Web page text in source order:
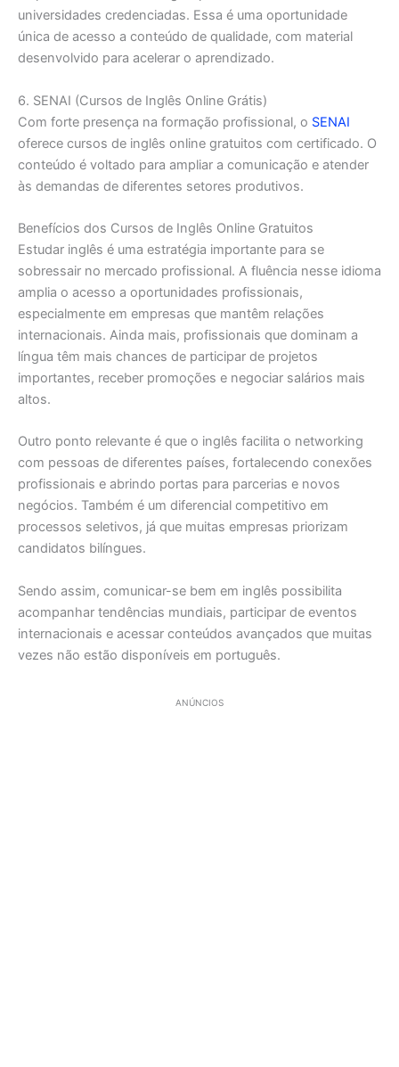
universidades credenciadas. Essa é uma oportunidade
única de acesso a conteúdo de qualidade, com material
desenvolvido para acelerar o aprendizado.
6. SENAI (Cursos de Inglês Online Grátis)
Com forte presença na formação profissional, o SENAI
oferece cursos de inglês online gratuitos com certificado. O
conteúdo é voltado para ampliar a comunicação e atender
às demandas de diferentes setores produtivos.
Benefícios dos Cursos de Inglês Online Gratuitos
Estudar inglês é uma estratégia importante para se
sobressair no mercado profissional. A fluência nesse idioma
amplia o acesso a oportunidades profissionais,
especialmente em empresas que mantêm relações
internacionais. Ainda mais, profissionais que dominam a
língua têm mais chances de participar de projetos
importantes, receber promoções e negociar salários mais
altos.
Outro ponto relevante é que o inglês facilita o networking
com pessoas de diferentes países, fortalecendo conexões
profissionais e abrindo portas para parcerias e novos
negócios. Também é um diferencial competitivo em
processos seletivos, já que muitas empresas priorizam
candidatos bilíngues.
Sendo assim, comunicar-se bem em inglês possibilita
acompanhar tendências mundiais, participar de eventos
internacionais e acessar conteúdos avançados que muitas
vezes não estão disponíveis em português.
ANÚNCIOS